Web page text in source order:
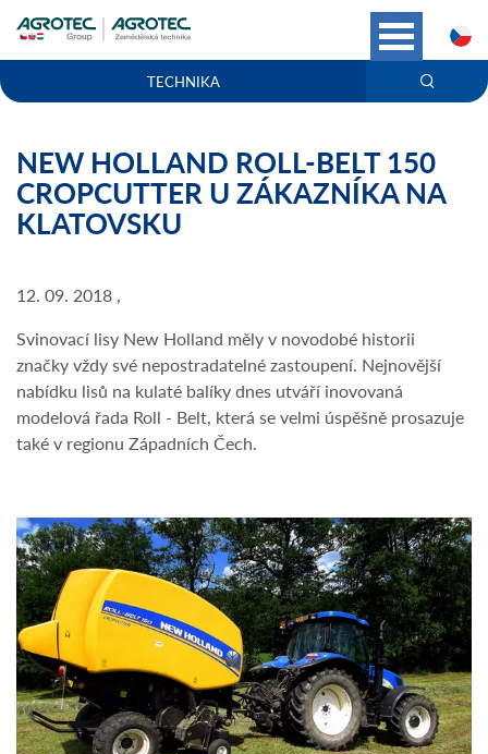
TECHNIKA
NEW HOLLAND ROLL-BELT 150
CROPCUTTER U ZÁKAZNÍKA NA
KLATOVSKU
12. 09. 2018 ,
Svinovací lisy New Holland měly v novodobé historii
značky vždy své nepostradatelné zastoupení. Nejnovější
nabídku lisů na kulaté balíky dnes utváří inovovaná
modelová řada Roll - Belt, která se velmi úspěšně prosazuje
také v regionu Západních Čech.